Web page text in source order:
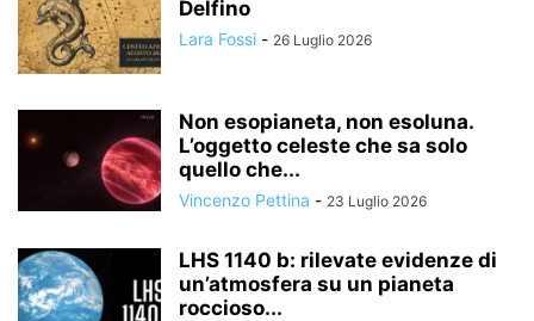
Delfino
Lara Fossi - 26 Luglio 2026
Non esopianeta, non esoluna.
L’oggetto celeste che sa solo
quello che...
Vincenzo Pettina - 23 Luglio 2026
LHS 1140 b: rilevate evidenze di
un’atmosfera su un pianeta
roccioso...